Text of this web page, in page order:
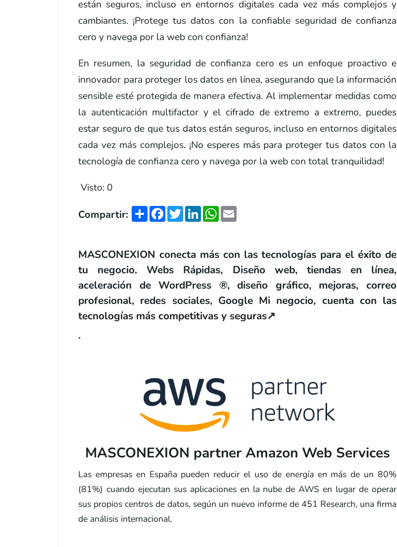
están seguros, incluso en entornos digitales cada vez más complejos y
cambiantes. ¡Protege tus datos con la confiable seguridad de confianza
cero y navega por la web con confianza!
En resumen, la seguridad de confianza cero es un enfoque proactivo e
innovador para proteger los datos en línea, asegurando que la información
sensible esté protegida de manera efectiva. Al implementar medidas como
la autenticación multifactor y el cifrado de extremo a extremo, puedes
estar seguro de que tus datos están seguros, incluso en entornos digitales
cada vez más complejos. ¡No esperes más para proteger tus datos con la
tecnología de confianza cero y navega por la web con total tranquilidad!
Visto: 0
Compartir: ShareFacebook
TwitterLinkedInWhatsApp
MASCONEXION conecta más con las tecnologías para el éxito de
tu negocio. Webs Rápidas, Diseño web, tiendas en línea,
aceleración de WordPress ®, diseño gráfico, mejoras, correo
profesional, redes sociales, Google Mi negocio, cuenta con las
tecnologías más competitivas y seguras↗️
.
MASCONEXION partner Amazon Web Services
Las empresas en España pueden reducir el uso de energía en más de un 80%
(81%) cuando ejecutan sus aplicaciones en la nube de AWS en lugar de operar
sus propios centros de datos, según un nuevo informe de 451 Research, una firma
de análisis internacional.